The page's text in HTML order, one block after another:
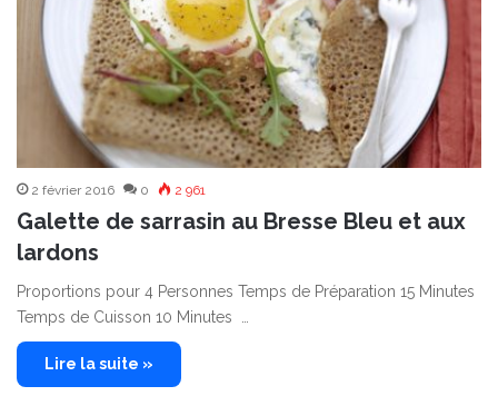
2 février 2016 0 2 961
Galette de sarrasin au Bresse Bleu et aux
lardons
Proportions pour 4 Personnes Temps de Préparation 15 Minutes
Temps de Cuisson 10 Minutes …
Lire la suite »